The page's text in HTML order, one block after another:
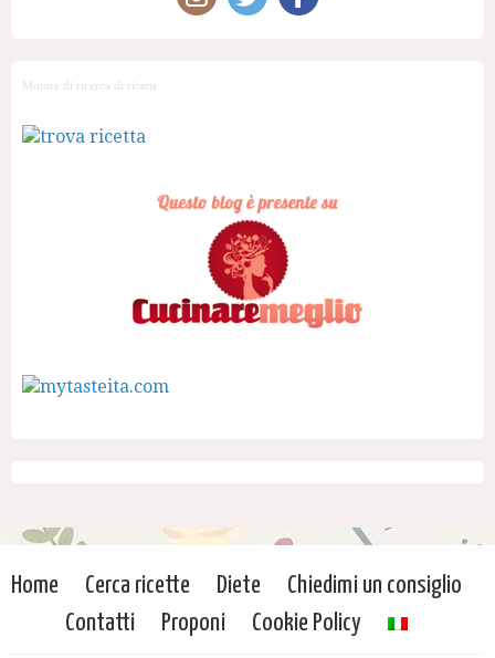
Motore di ricerca di ricette
Home Cerca ricette Diete
Chiedimi un consiglio
Contatti
Proponi Cookie Policy